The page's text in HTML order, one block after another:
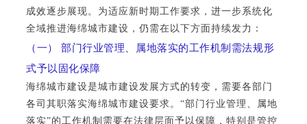
成效逐步展现。为适应新时期工作要求，进一步系统化
全域推进海绵城市建设，仍需在以下方面持续发力：
（一） 部门行业管理、属地落实的工作机制需法规形
式予以固化保障
海绵城市建设是城市建设发展方式的转变，需要各部门
各司其职落实海绵城市建设要求。“部门行业管理、属地
落实”的工作机制需要在法律层面予以保障，特别是管控